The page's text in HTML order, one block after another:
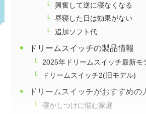
興奮して逆に寝なくなる
昼寝した日は効果がない
追加ソフト代
ドリームスイッチの製品情報
2025年ドリームスイッチ最新モ
ドリームスイッチ2(旧モデル)
ドリームスイッチがおすすめの
寝かしつけに悩む家庭